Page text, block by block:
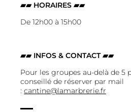
▰▰ HORAIRES ▰▰
De 12h00 à 15h00
▰▰ INFOS & CONTACT ▰▰
Pour les groupes au-delà de 5
conseillé de réserver par mail
: cantine@lamarbrerie.fr